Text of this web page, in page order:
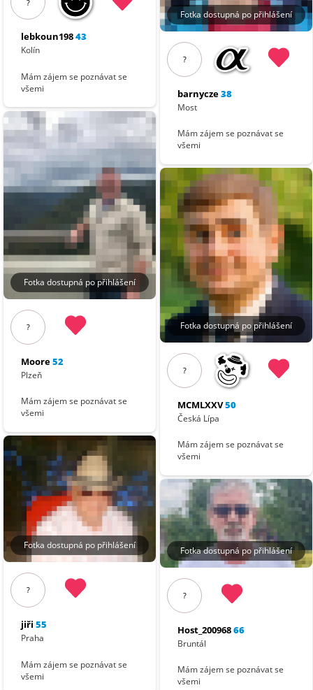
?
lebkoun19843
Kolín
Mám zájem se poznávat se
všemi
Fotka dostupná po přihlášení
?
Moore52
Plzeň
Mám zájem se poznávat se
všemi
Fotka dostupná po přihlášení
?
jiři 55
Praha
Mám zájem se poznávat se
všemi
Fotka dostupná po přihlášení
?
barnycze38
Most
Mám zájem se poznávat se
všemi
Fotka dostupná po přihlášení
?
MCMLXXV50
Česká Lípa
Mám zájem se poznávat se
všemi
Fotka dostupná po přihlášení
?
Host_20096866
Bruntál
Mám zájem se poznávat se
všemi